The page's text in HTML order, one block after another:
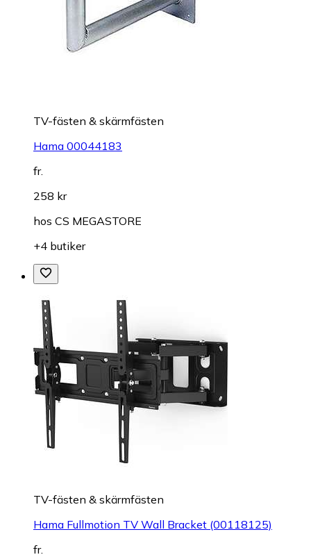
TV-fästen & skärmfästen
Hama 00044183
fr.
258 kr
hos CS MEGASTORE
+4 butiker
TV-fästen & skärmfästen
Hama Fullmotion TV Wall Bracket (00118125)
fr.